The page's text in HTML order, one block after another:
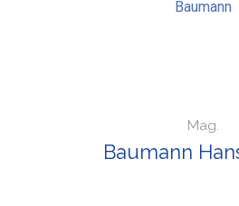
Mag.
Baumann